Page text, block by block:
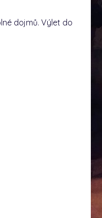
dojmů. Výlet do